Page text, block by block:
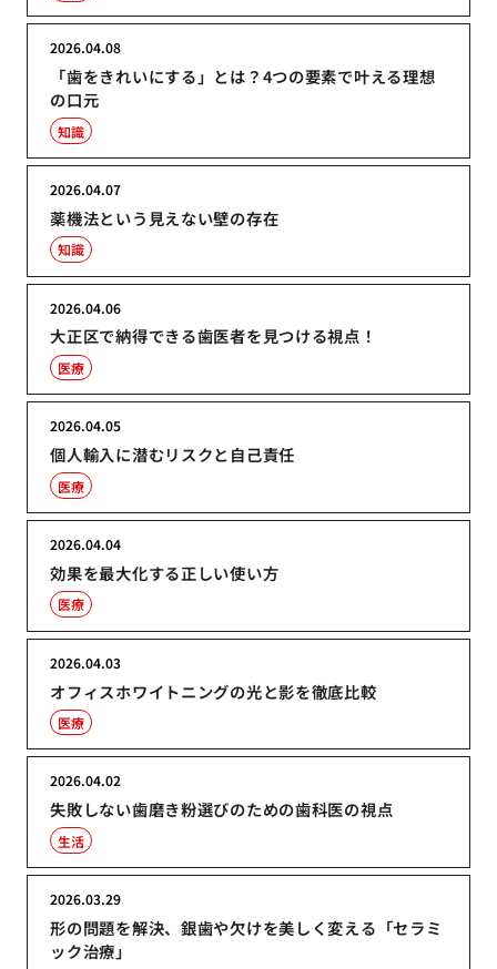
「歯をきれいにする」とは？4つの要素で叶える理想
の口元
2026.04.08
知識
薬機法という見えない壁の存在
2026.04.07
知識
大正区で納得できる歯医者を見つける視点！
2026.04.06
医療
個人輸入に潜むリスクと自己責任
2026.04.05
医療
効果を最大化する正しい使い方
2026.04.04
医療
オフィスホワイトニングの光と影を徹底比較
2026.04.03
医療
失敗しない歯磨き粉選びのための歯科医の視点
2026.04.02
生活
形の問題を解決、銀歯や欠けを美しく変える「セラミ
ック治療」
2026.03.29